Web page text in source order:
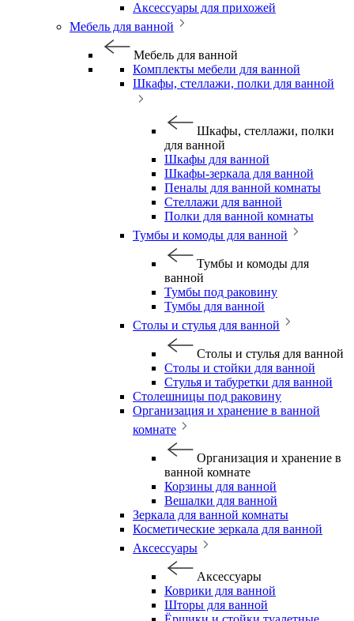
Аксессуары для прихожей
Мебель для ванной
Мебель для ванной
Комплекты мебели для ванной
Шкафы, стеллажи, полки для ванной
Шкафы, стеллажи, полки
для ванной
Шкафы для ванной
Шкафы-зеркала для ванной
Пеналы для ванной комнаты
Стеллажи для ванной
Полки для ванной комнаты
Тумбы и комоды для ванной
Тумбы и комоды для
ванной
Тумбы под раковину
Тумбы для ванной
Столы и стулья для ванной
Столы и стулья для ванной
Столы и стойки для ванной
Стулья и табуретки для ванной
Столешницы под раковину
Организация и хранение в ванной
комнате
Организация и хранение в
ванной комнате
Корзины для ванной
Вешалки для ванной
Зеркала для ванной комнаты
Косметические зеркала для ванной
Аксессуары
Аксессуары
Коврики для ванной
Шторы для ванной